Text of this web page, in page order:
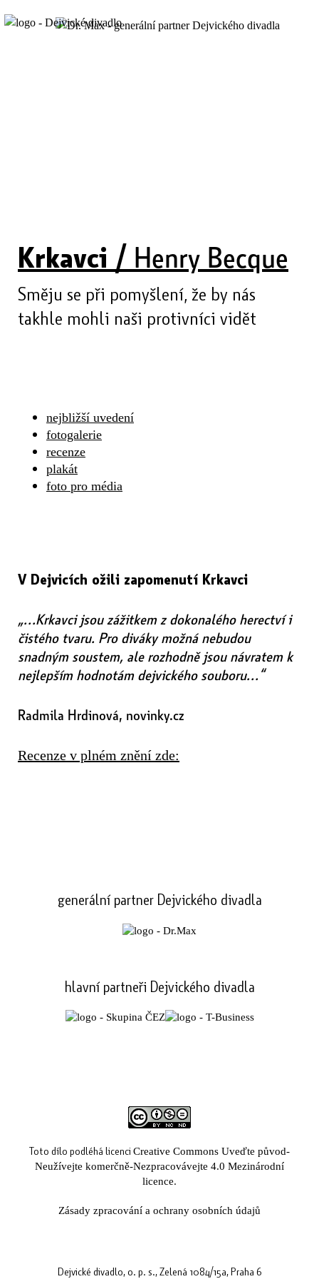
Krkavci / Henry Becque
Směju se při pomyšlení, že by nás
takhle mohli naši protivníci vidět
nejbližší uvedení
fotogalerie
recenze
plakát
foto pro média
V Dejvicích ožili zapomenutí Krkavci
„…Krkavci jsou zážitkem z dokonalého herectví i
čistého tvaru. Pro diváky možná nebudou
snadným soustem, ale rozhodně jsou návratem k
nejlepším hodnotám dejvického souboru…“
Radmila Hrdinová, novinky.cz
Recenze v plném znění zde:
generální partner Dejvického divadla
hlavní partneři Dejvického divadla
Toto dílo podléhá licenci Creative Commons Uveďte původ-
Neužívejte komerčně-Nezpracovávejte 4.0 Mezinárodní
licence.
Zásady zpracování a ochrany osobních údajů
Dejvické divadlo, o. p. s., Zelená 1084/15a, Praha 6